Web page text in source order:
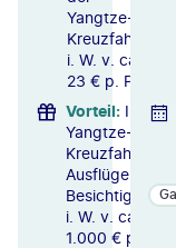
Yangtze-
Kreuzfahrt
i. W. v. ca.
23 € p. P.
Vorteil: Inkl.
Yangtze-
Kreuzfahrt,
Ausflüge &
i. W. v. ca.
1.000 € p. P.